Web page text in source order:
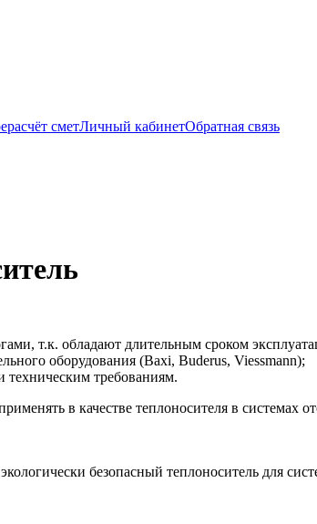
сметЛичный кабинетОбратная связь
т.к. обладают длительным сроком
оборудования (Baxi, Buderus, Viessmann);
техническим требованиям.
в качестве теплоносителя в системах
безопасный теплоноситель для